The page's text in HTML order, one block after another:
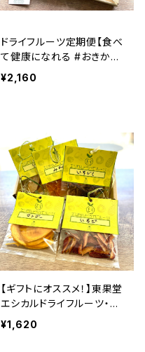
ドライフルーツ定期便【食べ
て健康になれる #おきかえ
おやつ 5個入】送料込！
¥2,160
【ギフトにオススメ！】東果堂
エシカルドライフルーツ・ギ
フトボックス（Mサイズ）
¥1,620